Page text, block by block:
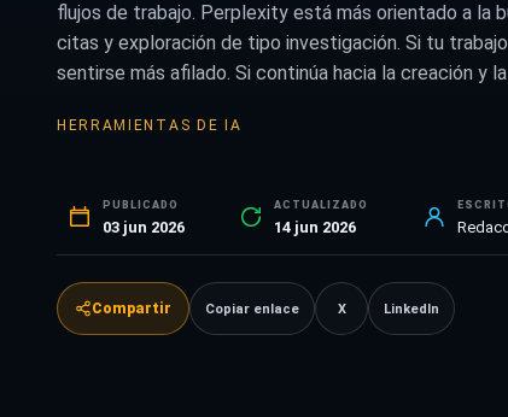
flujos de trabajo. Perplexity está más orientado a la
citas y exploración de tipo investigación. Si tu
sentirse más afilado. Si continúa hacia la creación y
HERRAMIENTAS DE IA
PUBLICADO
03 jun 2026
ACTUALIZADO
14 jun 2026
Compartir Copiar enlace X LinkedIn